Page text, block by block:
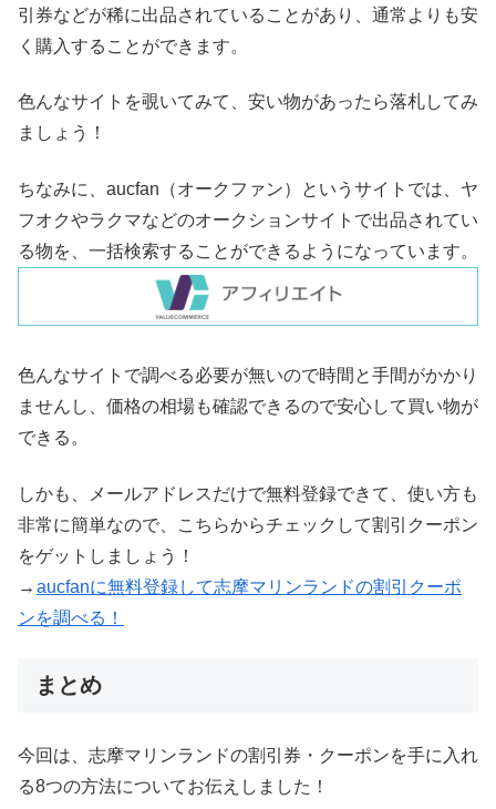
引券などが稀に出品されていることがあり、通常よりも安
く購入することができます。
色んなサイトを覗いてみて、安い物があったら落札してみ
ましょう！
ちなみに、aucfan（オークファン）というサイトでは、ヤ
フオクやラクマなどのオークションサイトで出品されてい
る物を、一括検索することができるようになっています。
色んなサイトで調べる必要が無いので時間と手間がかかり
ませんし、価格の相場も確認できるので安心して買い物が
できる。
しかも、メールアドレスだけで無料登録できて、使い方も
非常に簡単なので、こちらからチェックして割引クーポン
をゲットしましょう！
→ aucfanに無料登録して志摩マリンランドの割引クーポ
ンを調べる！
まとめ
今回は、志摩マリンランドの割引券・クーポンを手に入れ
る8つの方法についてお伝えしました！